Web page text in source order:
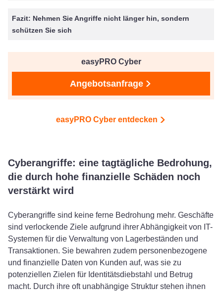
Fazit: Nehmen Sie Angriffe nicht länger hin, sondern
schützen Sie sich
easyPRO Cyber
Angebotsanfrage
easyPRO Cyber entdecken
Cyberangriffe: eine tagtägliche Bedrohung,
die durch hohe finanzielle Schäden noch
verstärkt wird
Cyberangriffe sind keine ferne Bedrohung mehr. Geschäfte
sind verlockende Ziele aufgrund ihrer Abhängigkeit von IT-
Systemen für die Verwaltung von Lagerbeständen und
Transaktionen. Sie bewahren zudem personenbezogene
und finanzielle Daten von Kunden auf, was sie zu
potenziellen Zielen für Identitätsdiebstahl und Betrug
macht. Durch ihre oft unabhängige Struktur stehen ihnen